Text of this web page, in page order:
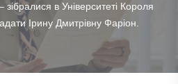
в Університеті Короля
Ірину Дмитрівну Фаріон.